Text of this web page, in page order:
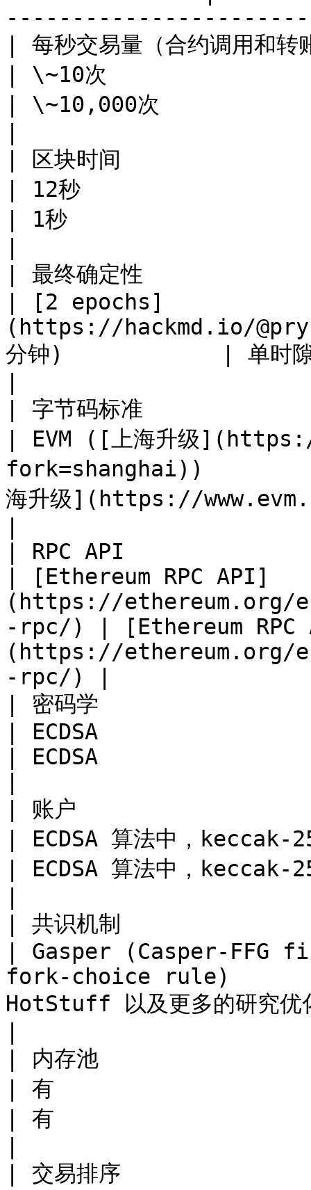
| 每秒交易量（合约调用和转
| \~10次
| \~10,000次
| 区块时间
| 12秒
| 1秒
| 最终确定性
| [2 epochs]
(https://hackmd.io/
分钟)            | 单时隙
| 字节码标准
| EVM ([上海升级
fork=shanghai))
海升级](https://
| RPC API
| [Ethereum RPC API]
(https://ethereum.org/
-rpc/) | [Ethereum RPC
(https://ethereum.org/
-rpc/) |
| 密码学
| ECDSA
| ECDSA
| 账户
| ECDSA 算法中，keccak-
| ECDSA 算法中，keccak-
| 共识机制
| Gasper (Casper-FFG
fork-choice rule)
HotStuff 以及更多的研究优
| 内存池
| 有
| 有
| 交易排序